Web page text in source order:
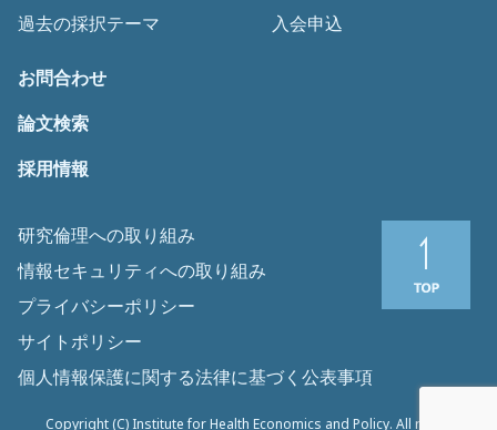
過去の採択テーマ
入会申込
お問合わせ
論文検索
採用情報
研究倫理への取り組み
情報セキュリティへの取り組み
プライバシーポリシー
サイトポリシー
個人情報保護に関する法律に基づく公表事項
Copyright (C) Institute for Health Economics and Policy. All rights